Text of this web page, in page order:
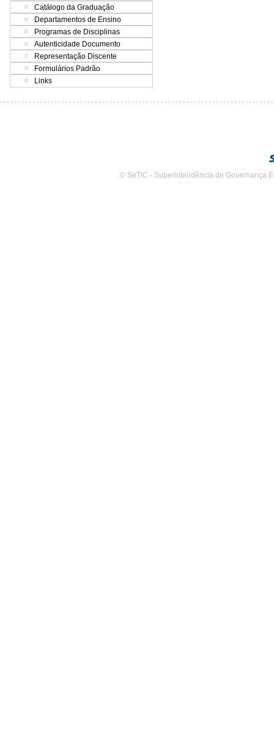
Catálogo da Graduação
Departamentos de Ensino
Programas de Disciplinas
Autenticidade Documento
Representação Discente
Formulários Padrão
Links
© SeTIC - Superintendência de Governança